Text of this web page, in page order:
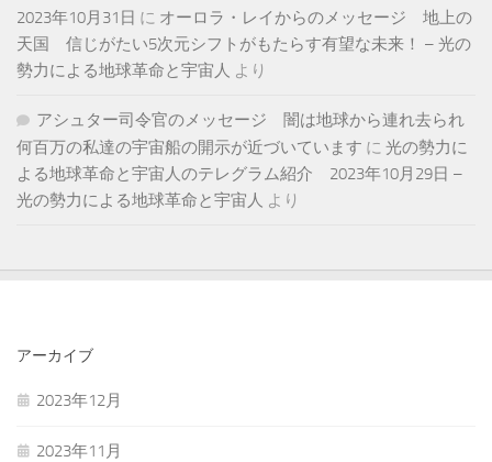
2023年10月31日 に オーロラ・レイからのメッセージ 地上の
天国 信じがたい5次元シフトがもたらす有望な未来！ – 光の
勢力による地球革命と宇宙人 より
アシュター司令官のメッセージ 闇は地球から連れ去られ
何百万の私達の宇宙船の開示が近づいています に 光の勢力に
よる地球革命と宇宙人のテレグラム紹介 2023年10月29日 –
光の勢力による地球革命と宇宙人 より
アーカイブ
2023年12月
2023年11月